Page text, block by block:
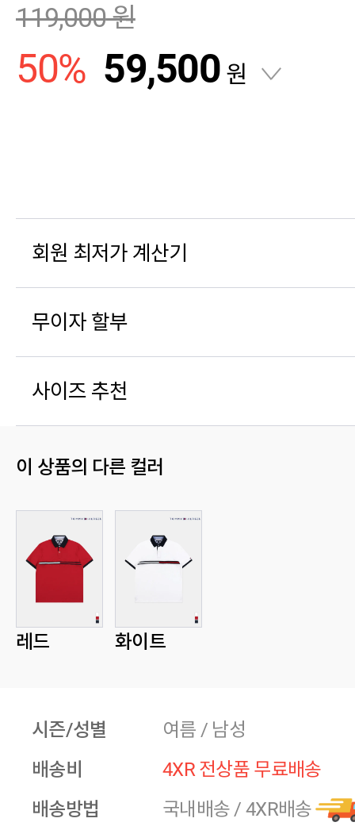
119,000원
50% 59,500 원
회원 최저가 계산기
무이자 할부
사이즈 추천
이 상품의 다른 컬러
레드 화이트
시즌/성별
여름 / 남성
배송비
4XR 전상품 무료배송
배송방법
국내배송 / 4XR배송